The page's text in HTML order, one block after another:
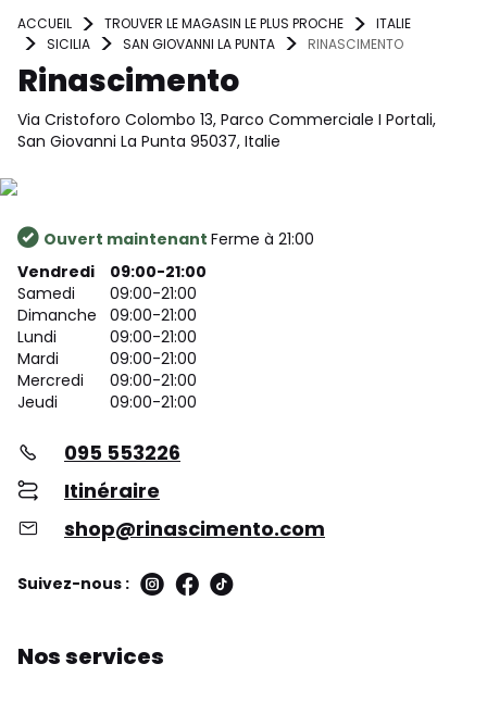
ACCUEIL TROUVER LE MAGASIN LE PLUS PROCHE
ITALIE
SICILIA
SAN GIOVANNI LA PUNTA RINASCIMENTO
Rinascimento
Via Cristoforo Colombo 13, Parco Commerciale I Portali,
San Giovanni La Punta 95037, Italie
Ouvert maintenant Ferme à 21:00
Vendredi
09:00-21:00
Samedi
09:00-21:00
Dimanche
09:00-21:00
Lundi
09:00-21:00
Mardi
09:00-21:00
Mercredi
09:00-21:00
Jeudi
09:00-21:00
095 553226
Itinéraire
shop@rinascimento.com
Suivez-nous :
Nos services